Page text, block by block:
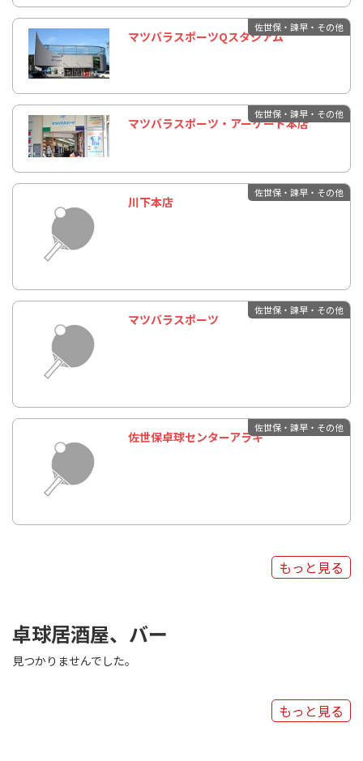
佐世保・諫早・その他
マツバラスポーツQスタジアム
佐世保・諫早・その他
マツバラスポーツ・アーケード本店
佐世保・諫早・その他
川下本店
佐世保・諫早・その他
マツバラスポーツ
佐世保・諫早・その他
佐世保卓球センターアラキ
もっと見る
卓球居酒屋、バー
見つかりませんでした。
もっと見る